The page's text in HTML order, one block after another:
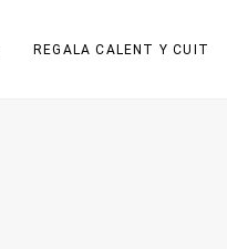
REGALA CALENT Y CUIT